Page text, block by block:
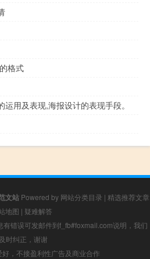
格式
用及表现,海报设计的表现手段。
文站Powered by 网站分类目录 | 精选推荐文章
地图 | 疑难解答
错误可发邮件到f_fb#foxmail.com说明，我们
时纠正，谢谢
，不接盈利性广告及商业合作